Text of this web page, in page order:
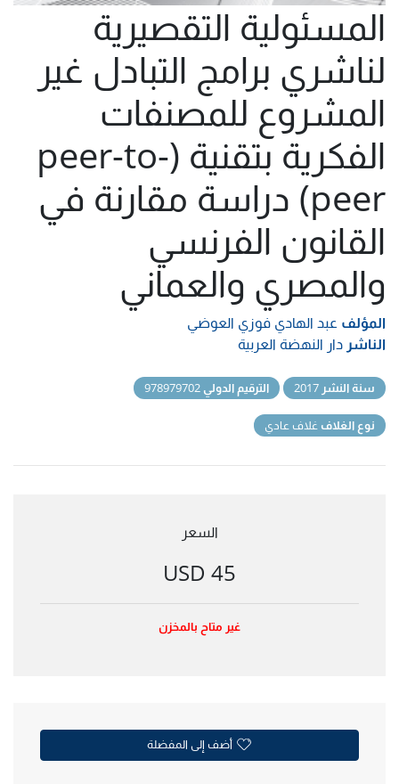
المسئولية التقصيرية
لناشري برامج التبادل غير
المشروع للمصنفات
الفكرية بتقنية (peer-to-
peer) دراسة مقارنة في
القانون الفرنسي
والمصري والعماني
المؤلف عبد الهادي فوزي العوضي
الناشر دار النهضة العربية
سنة النشر الترقيم الدولي
نوع الغلاف غلاف عادي
السعر
45 USD
غير متاح بالمخزن
أضف إلى المفضلة